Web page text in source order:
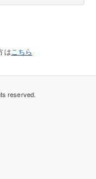
は こちら
reserved.